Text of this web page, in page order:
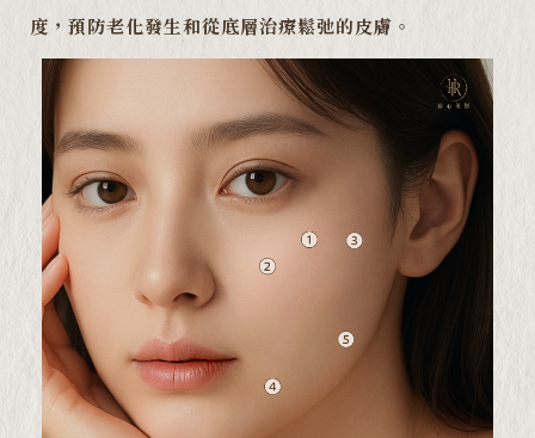
度，預防老化發生和從底層治療鬆弛的皮膚 。